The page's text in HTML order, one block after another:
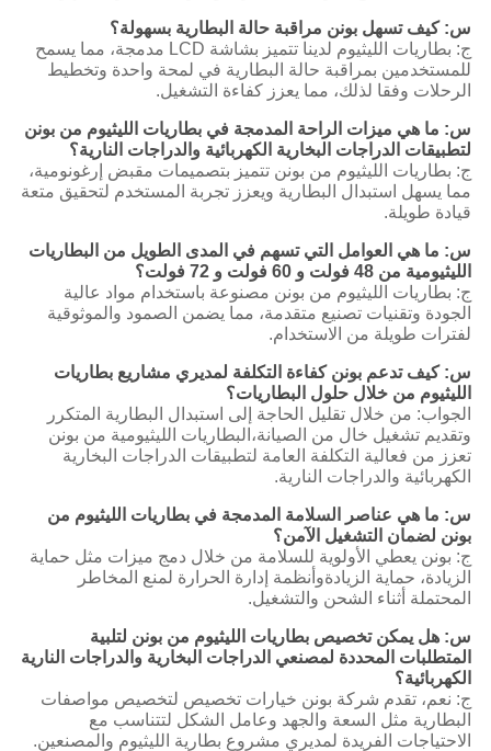
س: كيف تسهل بونن مراقبة حالة البطارية بسهولة؟
ج: بطاريات الليثيوم لدينا تتميز بشاشة LCD مدمجة، مما يسمح
للمستخدمين بمراقبة حالة البطارية في لمحة واحدة وتخطيط
الرحلات وفقا لذلك، مما يعزز كفاءة التشغيل.
س: ما هي ميزات الراحة المدمجة في بطاريات الليثيوم من بونن
لتطبيقات الدراجات البخارية الكهربائية والدراجات النارية؟
ج: بطاريات الليثيوم من بونن تتميز بتصميمات مقبض إرغونومية،
مما يسهل استبدال البطارية ويعزز تجربة المستخدم لتحقيق متعة
قيادة طويلة.
س: ما هي العوامل التي تسهم في المدى الطويل من البطاريات
الليثيومية من 48 فولت و 60 فولت و 72 فولت؟
ج: بطاريات الليثيوم من بونن مصنوعة باستخدام مواد عالية
الجودة وتقنيات تصنيع متقدمة، مما يضمن الصمود والموثوقية
لفترات طويلة من الاستخدام.
س: كيف تدعم بونن كفاءة التكلفة لمديري مشاريع بطاريات
الليثيوم من خلال حلول البطاريات؟
الجواب: من خلال تقليل الحاجة إلى استبدال البطارية المتكرر
وتقديم تشغيل خال من الصيانة،البطاريات الليثيومية من بونن
تعزز من فعالية التكلفة العامة لتطبيقات الدراجات البخارية
الكهربائية والدراجات النارية.
س: ما هي عناصر السلامة المدمجة في بطاريات الليثيوم من
بونن لضمان التشغيل الآمن؟
ج: بونن يعطي الأولوية للسلامة من خلال دمج ميزات مثل حماية
الزيادة، حماية الزيادةوأنظمة إدارة الحرارة لمنع المخاطر
المحتملة أثناء الشحن والتشغيل.
س: هل يمكن تخصيص بطاريات الليثيوم من بونن لتلبية
المتطلبات المحددة لمصنعي الدراجات البخارية والدراجات النارية
الكهربائية؟
ج: نعم، تقدم شركة بونن خيارات تخصيص لتخصيص مواصفات
البطارية مثل السعة والجهد وعامل الشكل لتتناسب مع
الاحتياجات الفريدة لمديري مشروع بطارية الليثيوم والمصنعين.